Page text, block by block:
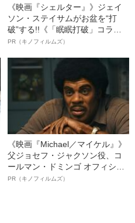
《映画『シェルター』》ジェイ
ソン・ステイサムがお盆を“打
破”する!!《「眠眠打破」コラ
ボ》
PR（キノフィルムズ）
《映画『Michael／マイケル』》
父ジョセフ・ジャクソン役、コ
ールマン・ドミンゴ オフィシャ
ルインタビュー“観客を魅了した
PR（キノフィルムズ）